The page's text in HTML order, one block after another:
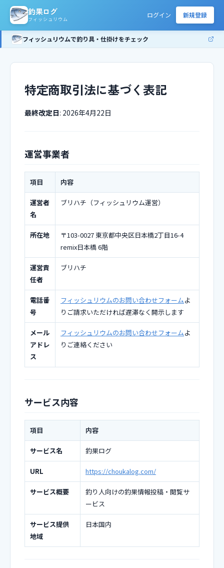
釣果ログ
フィッシュリウム
ログイン 新規登録
フィッシュリウムで釣り具・仕掛けをチェック
特定商取引法に基づく表記
最終改定日: 2026年4月22日
運営事業者
項目 内容
運営者
名
ブリハチ（フィッシュリウム運営）
所在地
〒103-0027 東京都中央区日本橋2丁目16-4
remix日本橋 6階
運営責
任者
ブリハチ
電話番
号
フィッシュリウムのお問い合わせフォームよ
りご請求いただければ遅滞なく開示します
メール
アドレ
ス
フィッシュリウムのお問い合わせフォームよ
りご連絡ください
サービス内容
項目 内容
サービス名 釣果ログ
URL https://choukalog.com/
サービス概要
釣り人向けの釣果情報投稿・閲覧サ
ービス
サービス提供
地域
日本国内